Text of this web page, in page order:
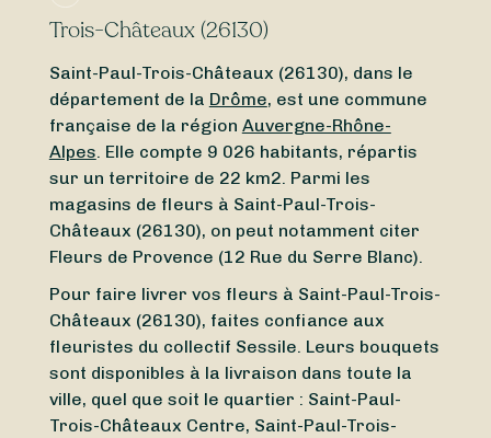
Trois-Châteaux (26130)
Saint-Paul-Trois-Châteaux (26130), dans le
département de la Drôme, est une commune
française de la région Auvergne-Rhône-
Alpes. Elle compte 9 026 habitants, répartis
sur un territoire de 22 km2. Parmi les
magasins de fleurs à Saint-Paul-Trois-
Châteaux (26130), on peut notamment citer
Fleurs de Provence (12 Rue du Serre Blanc).
Pour faire livrer vos fleurs à Saint-Paul-Trois-
Châteaux (26130), faites confiance aux
fleuristes du collectif Sessile. Leurs bouquets
sont disponibles à la livraison dans toute la
ville, quel que soit le quartier : Saint-Paul-
Trois-Châteaux Centre, Saint-Paul-Trois-